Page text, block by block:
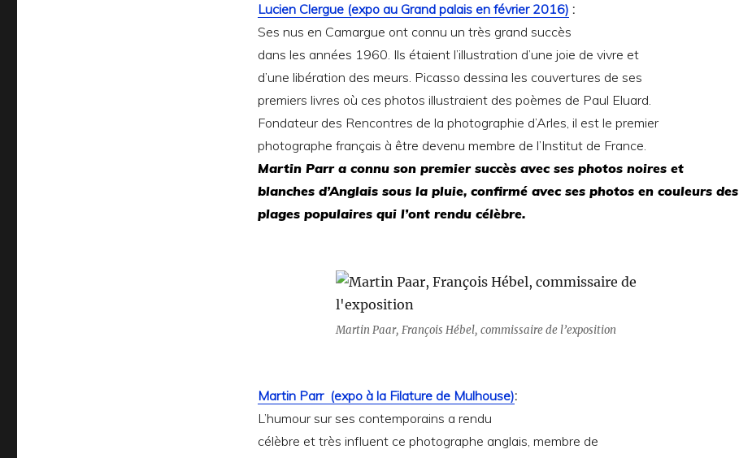
Lucien Clergue (expo au Grand palais en février 2016) :
Ses nus en Camargue ont connu un très grand succès
dans les années 1960. Ils étaient l’illustration d’une joie de vivre et
d’une libération des meurs. Picasso dessina les couvertures de ses
premiers livres où ces photos illustraient des poèmes de Paul Eluard.
Fondateur des Rencontres de la photographie d’Arles, il est le premier
photographe français à être devenu membre de l’Institut de France.
Martin Parra connu son premier succès avec ses photos noires et
blanches d’Anglais sous la pluie, confirmé avec ses photos en couleurs des
plages populaires qui l’ont rendu célèbre.
Martin Paar, François Hébel, commissaire de l’exposition
Martin Parr (expo à la Filature de Mulhouse):
L’humour sur ses contemporains a rendu
célèbre et très influent ce photographe anglais, membre de